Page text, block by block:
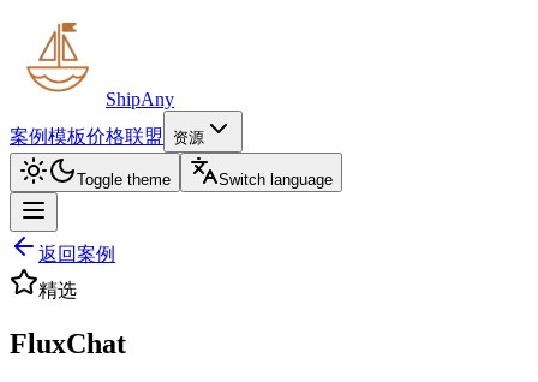
ShipAny
案例模板价格联盟 资源
Toggle theme Switch language
返回案例
精选
FluxChat